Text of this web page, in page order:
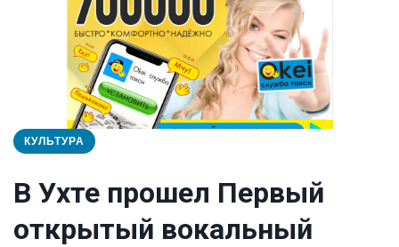
КУЛЬТУРА
В Ухте прошел Первый
открытый вокальный